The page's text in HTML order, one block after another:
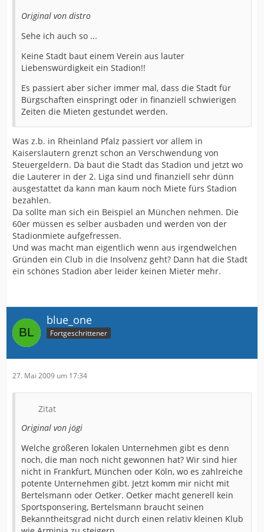
Original von distro
Sehe ich auch so ...
Keine Stadt baut einem Verein aus lauter
Liebenswürdigkeit ein Stadion!!
Es passiert aber sicher immer mal, dass die Stadt für
Bürgschaften einspringt oder in finanziell schwierigen
Zeiten die Mieten gestundet werden.
Was z.b. in Rheinland Pfalz passiert vor allem in
Kaiserslautern grenzt schon an Verschwendung von
Steuergeldern. Da baut die Stadt das Stadion und jetzt wo
die Lauterer in der 2. Liga sind und finanziell sehr dünn
ausgestattet da kann man kaum noch Miete fürs Stadion
bezahlen.
Da sollte man sich ein Beispiel an München nehmen. Die
60er müssen es selber ausbaden und werden von der
Stadionmiete aufgefressen.
Und was macht man eigentlich wenn aus irgendwelchen
Gründen ein Club in die Insolvenz geht? Dann hat die Stadt
ein schönes Stadion aber leider keinen Mieter mehr.
blue_one
Fortgeschrittener
27. Mai 2009 um 17:34
Zitat
Original von jögi
Welche größeren lokalen Unternehmen gibt es denn
noch, die man noch nicht gewonnen hat? Wir sind hier
nicht in Frankfurt, München oder Köln, wo es zahlreiche
potente Unternehmen gibt. Jetzt komm mir nicht mit
Bertelsmann oder Oetker. Oetker macht generell kein
Sportsponsering, Bertelsmann braucht seinen
Bekanntheitsgrad nicht durch einen relativ kleinen Klub